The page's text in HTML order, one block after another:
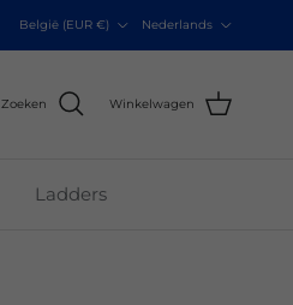
België (EUR €)
Nederlands
Zoeken Winkelwagen
Ladders